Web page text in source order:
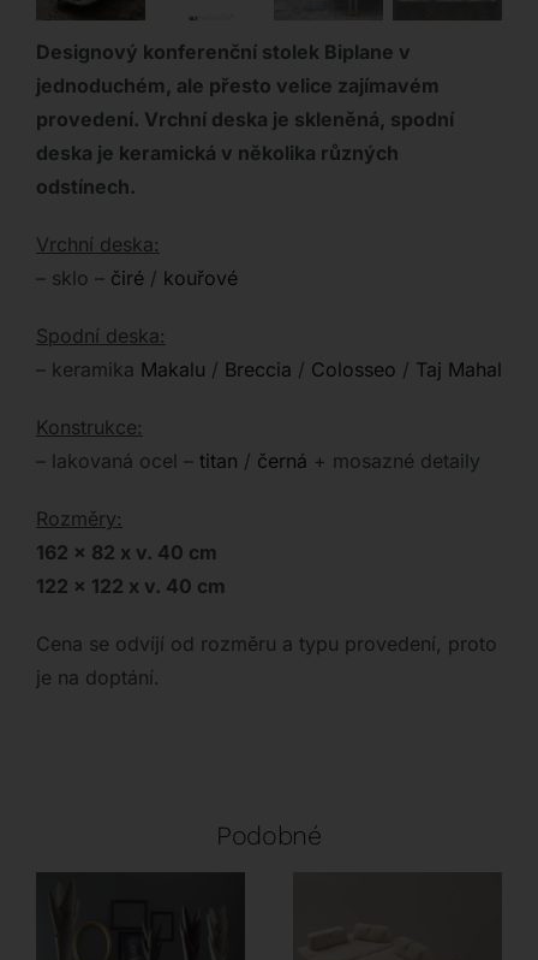
Designový konferenční stolek Biplane v
jednoduchém, ale přesto velice zajímavém
provedení. Vrchní deska je skleněná, spodní
deska je keramická v několika různých
odstínech.
Vrchní deska:
– sklo – čiré/ kouřové
Spodní deska:
– keramika Makalu / Breccia / Colosseo / Taj Mahal
Konstrukce:
– lakovaná ocel – titan / černá + mosazné detaily
Rozměry:
162 x 82 x v. 40 cm
122 x 122 x v. 40 cm
Cena se odvíjí od rozměru a typu provedení, proto
je na doptání.
Podobné